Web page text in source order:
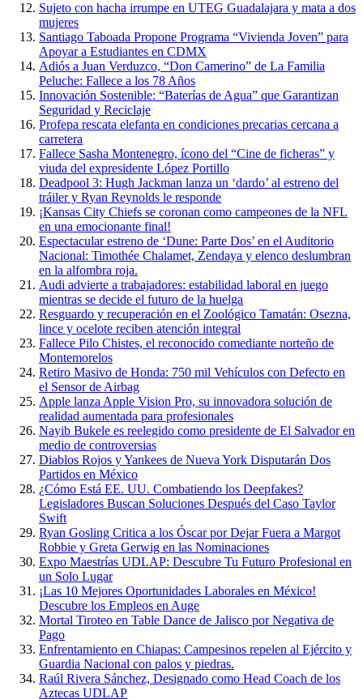
Sujeto con hacha irrumpe en UTEG Guadalajara y mata a dos
mujeres
Santiago Taboada Propone Programa “Vivienda Joven” para
Apoyar a Estudiantes en CDMX
Adiós a Juan Verduzco, “Don Camerino” de La Familia
Peluche: Fallece a los 78 Años
Innovación Sostenible: “Baterías de Agua” que Garantizan
Seguridad y Reciclaje
Profepa rescata elefanta en condiciones precarias cercana a
carretera
Fallece Sasha Montenegro, ícono del “Cine de ficheras” y
viuda del expresidente López Portillo
Deadpool 3: Hugh Jackman lanza un ‘dardo’ al estreno del
tráiler y Ryan Reynolds le responde
¡Kansas City Chiefs se coronan como campeones de la NFL
en una emocionante final!
Espectacular estreno de ‘Dune: Parte Dos’ en el Auditorio
Nacional: Timothée Chalamet, Zendaya y elenco deslumbran
en la alfombra roja.
Audi advierte a trabajadores: estabilidad laboral en juego
mientras se decide el futuro de la huelga
Resguardo y recuperación en el Zoológico Tamatán: Osezna,
lince y ocelote reciben atención integral
Fallece Pilo Chistes, el reconocido comediante norteño de
Montemorelos
Retiro Masivo de Honda: 750 mil Vehículos con Defecto en
el Sensor de Airbag
Apple lanza Apple Vision Pro, su innovadora solución de
realidad aumentada para profesionales
Nayib Bukele es reelegido como presidente de El Salvador en
medio de controversias
Diablos Rojos y Yankees de Nueva York Disputarán Dos
Partidos en México
¿Cómo Está EE. UU. Combatiendo los Deepfakes?
Legisladores Buscan Soluciones Después del Caso Taylor
Swift
Ryan Gosling Critica a los Óscar por Dejar Fuera a Margot
Robbie y Greta Gerwig en las Nominaciones
Expo Maestrías UDLAP: Descubre Tu Futuro Profesional en
un Solo Lugar
¡Las 10 Mejores Oportunidades Laborales en México!
Descubre los Empleos en Auge
Mortal Tiroteo en Table Dance de Jalisco por Negativa de
Pago
Enfrentamiento en Chiapas: Campesinos repelen al Ejército y
Guardia Nacional con palos y piedras.
Raúl Rivera Sánchez, Designado como Head Coach de los
Aztecas UDLAP